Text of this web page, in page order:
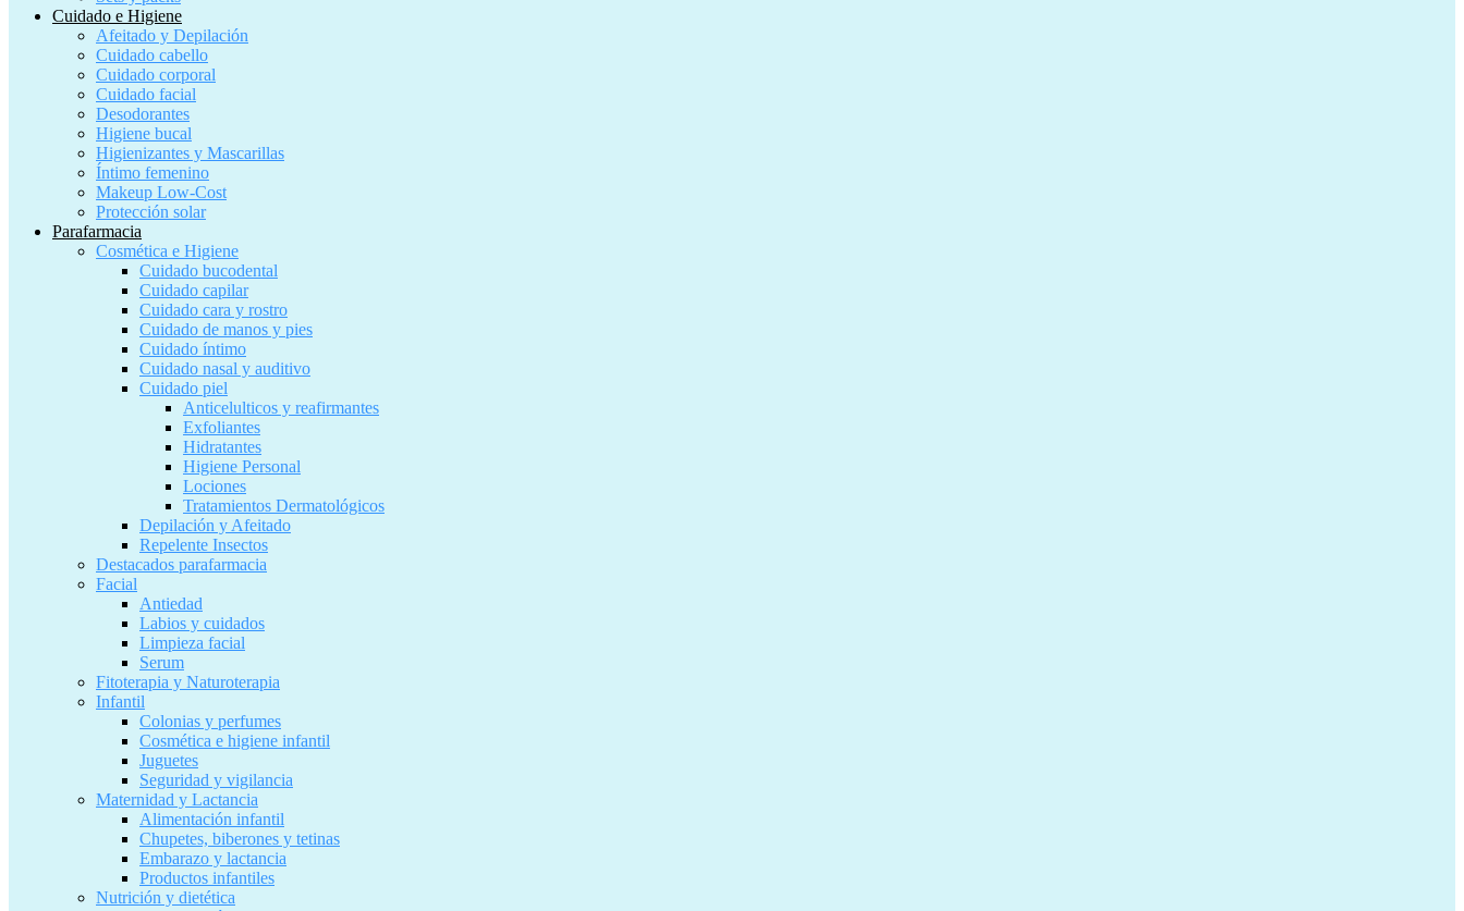
Cuidado e Higiene
Afeitado y Depilación
Cuidado cabello
Cuidado corporal
Cuidado facial
Desodorantes
Higiene bucal
Higienizantes y Mascarillas
Íntimo femenino
Makeup Low-Cost
Protección solar
Parafarmacia
Cosmética e Higiene
Cuidado bucodental
Cuidado capilar
Cuidado cara y rostro
Cuidado de manos y pies
Cuidado íntimo
Cuidado nasal y auditivo
Cuidado piel
Anticelulticos y reafirmantes
Exfoliantes
Hidratantes
Higiene Personal
Lociones
Tratamientos Dermatológicos
Depilación y Afeitado
Repelente Insectos
Destacados parafarmacia
Facial
Antiedad
Labios y cuidados
Limpieza facial
Serum
Fitoterapia y Naturoterapia
Infantil
Colonias y perfumes
Cosmética e higiene infantil
Juguetes
Seguridad y vigilancia
Maternidad y Lactancia
Alimentación infantil
Chupetes, biberones y tetinas
Embarazo y lactancia
Productos infantiles
Nutrición y dietética